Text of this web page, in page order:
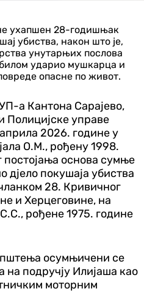
ухапшен 28-годишњак
убиства, након што је,
унутарњих послова
ударио мушкарца и
опасне по живот.
а Кантона Сарајево,
Полицијске управе
2026. године у
О.М., рођену 1998.
постојања основа сумње
д‌јело покушаја убиства
28. Кривичног
и Херцеговине, на
рођене 1975. године
осумњичени се
на подручју Илијаша као
моторним